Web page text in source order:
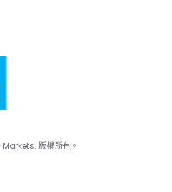
版權所有。